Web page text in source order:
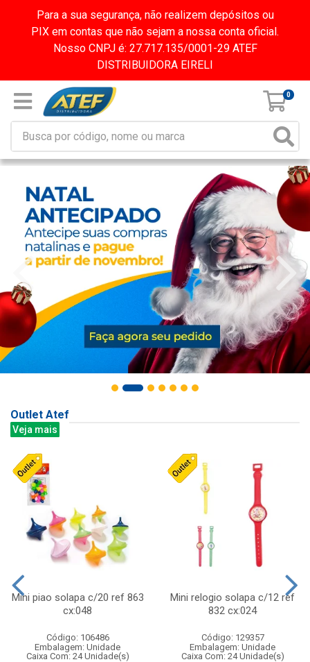
Para a sua segurança, não realizem depósitos ou
PIX em contas que não sejam a nossa conta oficial.
Nosso CNPJ é: 27.717.135/0001-29 ATEF
DISTRIBUIDORA EIRELI
0
Outlet Atef
Veja mais
Mini piao solapa c/20 ref 863
cx:048
Código: 106486
Embalagem: Unidade
Caixa Com: 24 Unidade(s)
Mini relogio solapa c/12 ref
832 cx:024
Código: 129357
Embalagem: Unidade
Caixa Com: 24 Unidade(s)